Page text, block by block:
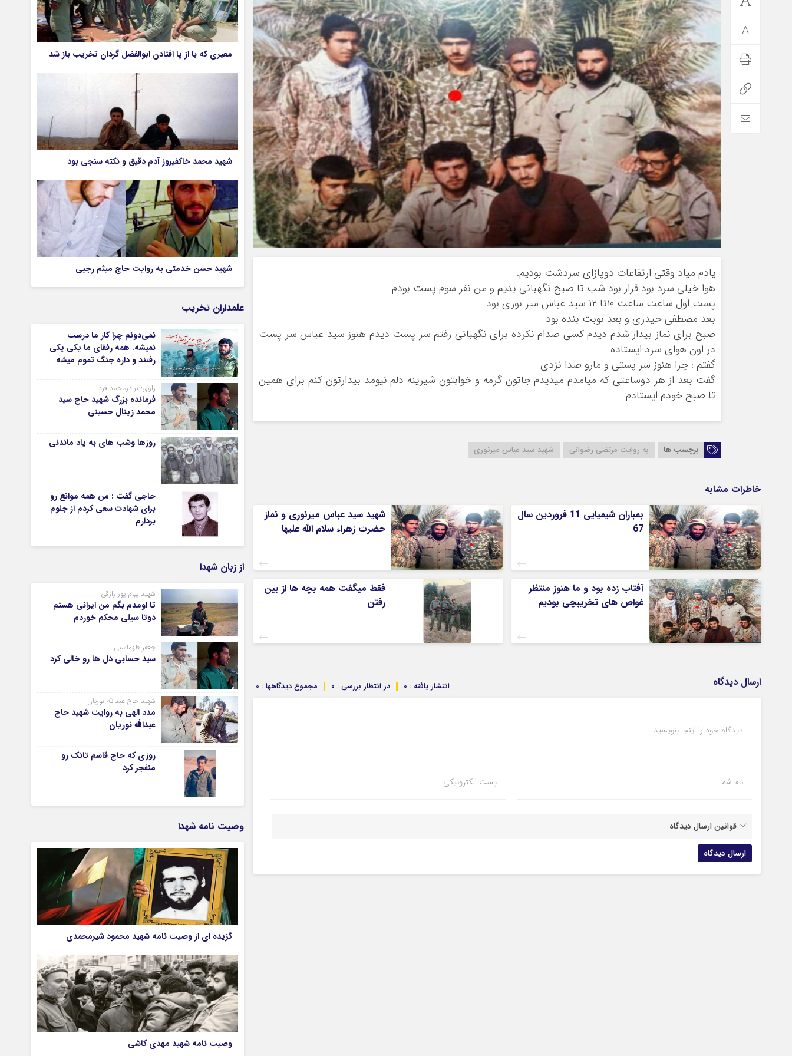
يادم میاد وقتي ارتفاعات دوپازای سردشت بوديم.
هوا خیلی سرد بود قرار بود شب تا صبح نگهبانی بدیم و من نفر سوم پست بودم
پست اول ساعت ساعت ١٠تا ١٢ سيد عباس میر نوری بود
بعد مصطفي حيدري و بعد نوبت بنده بود
صبح براي نماز بيدار شدم ديدم كسي صدام نكرده براي نگهباني رفتم سر پست ديدم هنوز سيد عباس سر پست
در اون هواي سرد ايستاده
گفتم : چرا هنوز سر پستي و مارو صدا نزدي
گفت بعد از هر دوساعتي كه ميامدم ميديدم جاتون گرمه و خوابتون شيرينه دلم نيومد بیدارتون کنم براي همين
تا صبح خودم ايستادم
برچسب ها به روایت مرتضی رضوانی شهید سید عباس میرنوری
خاطرات مشابه
بمباران شیمیایی 11 فروردین سال
67
شهید سید عباس میرنوری و نماز
حضرت زهراء سلام الله علیها
آفتاب زده بود و ما هنوز منتظر
غواص های تخریبچی بودیم
فقط میگفت همه بچه ها از بین
رفتن
ارسال دیدگاه مجموع دیدگاهها : 0 در انتظار بررسی : 0 انتشار یافته : 0
دیدگاه خود را اینجا بنویسید
نام شما پست الکترونیکی
قوانین ارسال دیدگاه
معبری که با از پا افتادن ابوالفضل گردان تخریب باز شد
شهید محمد خاکفیروز آدم دقیق و نکته سنجی بود
شهید حسن خدمتی به روایت حاج میثم رجبی
علمداران تخریب
نمی‌دونم چرا کار ما درست
نمیشه. همه رفقای ما یکی یکی
رفتند و داره جنگ تموم میشه
راوی: برادرمحمد فرد
فرمانده بزرگ شهید حاج سید
محمد زینال حسینی
روزها وشب های به یاد ماندنی
حاجی گفت : من همه موانع رو
برای شهادت سعی کردم از جلوم
بردارم
از زبان شهدا
شهید پیام پور رازقی
تا اومدم بگم من ایرانی هستم
دوتا سیلی محکم خوردم
جعفر طهماسبی
سید حسابی دل ها رو خالی کرد
شهید حاج عبدالله نوریان
مدد الهی به روایت شهید حاج
عبدالله نوریان
روزی که حاج قاسم تانک رو
منفجر کرد
وصیت نامه شهدا
گزیده ای از وصیت نامه شهید محمود شیرمحمدی
وصیت نامه شهید مهدی کاشی